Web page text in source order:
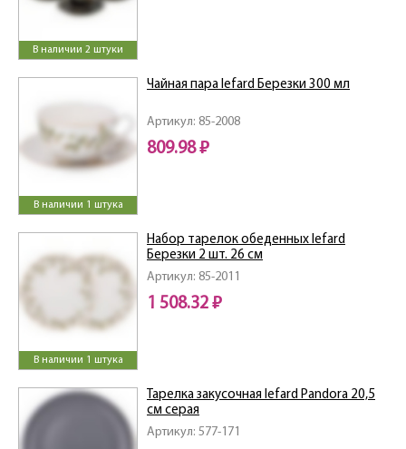
В наличии 2 штуки
В наличии 1 штука
Артикул: 85-2008
Чайная пара lefard Березки 300 мл
809.98 ₽
В наличии 1 штука
Артикул: 85-2011
Набор тарелок обеденных lefard
Березки 2 шт. 26 см
1 508.32 ₽
Артикул: 577-171
Тарелка закусочная lefard Pandora 20,5
см серая